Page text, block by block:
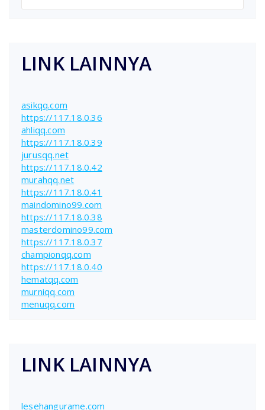
LINK LAINNYA
asikqq.com
https://117.18.0.36
ahliqq.com
https://117.18.0.39
jurusqq.net
https://117.18.0.42
murahqq.net
https://117.18.0.41
maindomino99.com
https://117.18.0.38
masterdomino99.com
https://117.18.0.37
championqq.com
https://117.18.0.40
hematqq.com
murniqq.com
menuqq.com
LINK LAINNYA
lesehangurame.com